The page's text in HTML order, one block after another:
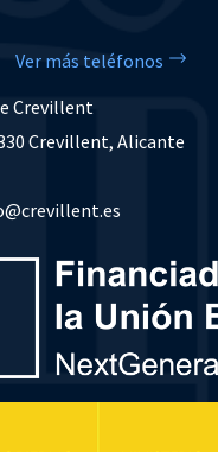
Ver más teléfonos
Crevillent
Crevillent, Alicante